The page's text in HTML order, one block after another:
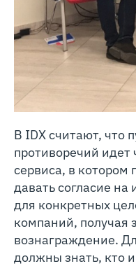
В IDX считают, что
противоречий идет
сервиса, в котором
давать согласие
для конкретных
компаний, получая
вознаграждение.
должны знать, кто